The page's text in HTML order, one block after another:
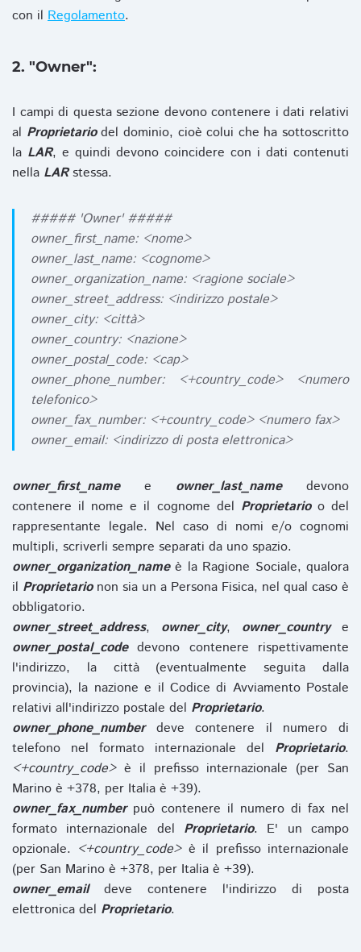
con il Regolamento.
2. "Owner":
I campi di questa sezione devono contenere i dati relativi
al Proprietariodel dominio, cioè colui che ha sottoscritto
la LAR, e quindi devono coincidere con i dati contenuti
nella LARstessa.
##### 'Owner' #####
owner_first_name: <nome>
owner_last_name: <cognome>
owner_organization_name: <ragione sociale>
owner_street_address: <indirizzo postale>
owner_city: <città>
owner_country: <nazione>
owner_postal_code: <cap>
owner_phone_number: <+country_code> <numero
telefonico>
owner_fax_number: <+country_code> <numero fax>
owner_email: <indirizzo di posta elettronica>
owner_first_namee owner_last_namedevono
contenere il nome e il cognome del Proprietarioo del
rappresentante legale. Nel caso di nomi e/o cognomi
multipli, scriverli sempre separati da uno spazio.
owner_organization_nameè la Ragione Sociale, qualora
il Proprietarionon sia un a Persona Fisica, nel qual caso è
obbligatorio.
owner_street_address, owner_city, owner_countrye
owner_postal_codedevono contenere rispettivamente
l'indirizzo, la città (eventualmente seguita dalla
provincia), la nazione e il Codice di Avviamento Postale
relativi all'indirizzo postale del Proprietario.
owner_phone_numberdeve contenere il numero di
telefono nel formato internazionale del Proprietario.
<+country_code>è il prefisso internazionale (per San
Marino è +378, per Italia è +39).
owner_fax_numberpuò contenere il numero di fax nel
formato internazionale del Proprietario. E' un campo
opzionale. <+country_code>è il prefisso internazionale
(per San Marino è +378, per Italia è +39).
owner_emaildeve contenere l'indirizzo di posta
elettronica del Proprietario.